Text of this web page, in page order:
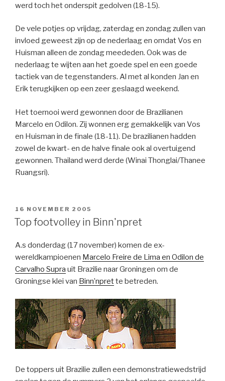
werd toch het onderspit gedolven (18-15).
De vele potjes op vrijdag, zaterdag en zondag zullen van
invloed geweest zijn op de nederlaag en omdat Vos en
Huisman alleen de zondag meededen. Ook was de
nederlaag te wijten aan het goede spel en een goede
tactiek van de tegenstanders. Al met al konden Jan en
Erik terugkijken op een zeer geslaagd weekend.
Het toernooi werd gewonnen door de Brazilianen
Marcelo en Odilon. Zij wonnen erg gemakkelijk van Vos
en Huisman in de finale (18-11). De brazilianen hadden
zowel de kwart- en de halve finale ook al overtuigend
gewonnen. Thailand werd derde (Winai Thonglai/Thanee
Ruangsri).
GEPLAATST
OP
16 NOVEMBER 2005
Top footvolley in Binn'npret
A.s donderdag (17 november) komen de ex-
wereldkampioenen Marcelo Freire de Lima en Odilon de
Carvalho Supra uit Brazilie naar Groningen om de
Groningse klei van Binn’nprette betreden.
De toppers uit Brazilie zullen een demonstratiewedstrijd